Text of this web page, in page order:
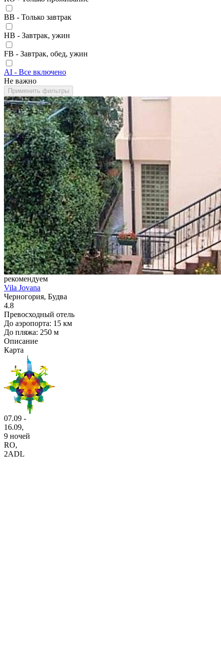
BB - Только завтрак
HB - Завтрак, ужин
FB - Завтрак, обед, ужин
AI - Все включено
Не важно
Применить фильтры
рекомендуем
Vila Jovana
Черногория, Будва
4.8
Превосходный отель
До аэропорта: 15 км
До пляжа: 250 м
Описание
Карта
07.09 -
16.09,
9 ночей
RO,
2ADL